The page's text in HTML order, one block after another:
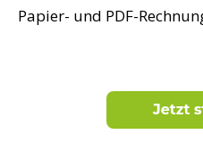
Papier- und PDF-